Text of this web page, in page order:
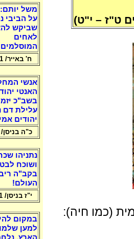
ט"ז – י"ט)
(כמו חיה):
משל
על הביבי
שביקש
לאחים
המוסלמים
ח' באייר/ 20.4.21
אנשי
האנטי
בשב"כ
עלילת דם
יהודים
כ"ה בניסן/ 7.4.21
נתניהו
ושוכח
בקב"ה
העולם!
י"ז בניסן/ 30.3.21
במקום
למען